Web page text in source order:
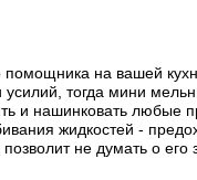
на вашей
тогда мини
и нашинковать
жидкостей -
не думать о